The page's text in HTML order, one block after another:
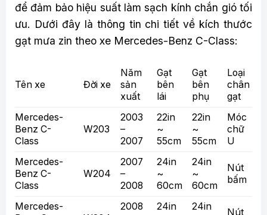
để đảm bảo hiệu suất làm sạch kính chắn gió tối
ưu. Dưới đây là thông tin chi tiết về kích thước
gạt mưa zin theo xe Mercedes-Benz C-Class:
Tên xe Đời xe
Năm
sản
xuất
Gạt
bên
lái
Gạt
bên
phụ
Loại
chân
gạt
Mercedes-
Benz C-
Class
W203
2003
–
2007
22in
~
55cm
22in
~
55cm
Móc
chữ
U
Mercedes-
Benz C-
Class
W204
2007
–
2008
24in
~
60cm
24in
~
60cm
Nút
bấm
Mercedes-
2008
24in
24in
Nút